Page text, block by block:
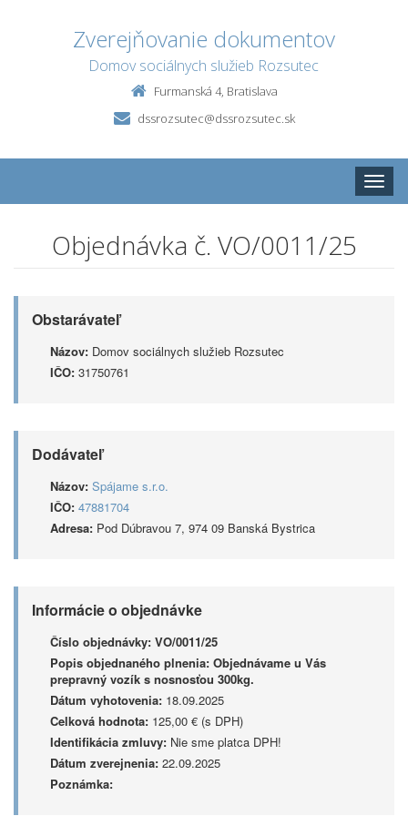
Zverejňovanie dokumentov
Domov sociálnych služieb Rozsutec
Furmanská 4, Bratislava
dssrozsutec@dssrozsutec.sk
Toggle
Objednávka č. VO/0011/25
Obstarávateľ
Názov: Domov sociálnych služieb Rozsutec
IČO: 31750761
Dodávateľ
Názov: Spájame s.r.o.
IČO: 47881704
Adresa: Pod Dúbravou 7, 974 09 Banská Bystrica
Informácie o objednávke
Číslo objednávky: VO/0011/25
Popis objednaného plnenia: Objednávame u Vás
prepravný vozík s nosnosťou 300kg.
Dátum vyhotovenia: 18.09.2025
Celková hodnota: 125,00 € (s DPH)
Identifikácia zmluvy: Nie sme platca DPH!
Dátum zverejnenia: 22.09.2025
Poznámka: